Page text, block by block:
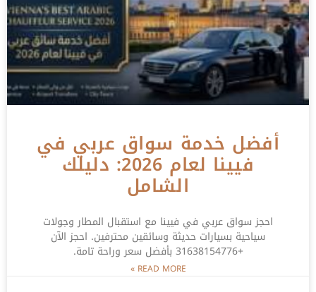
أفضل خدمة سواق عربي في
فيينا لعام 2026: دليلك
الشامل
احجز سواق عربي في فيينا مع استقبال المطار وجولات
سياحية بسيارات حديثة وسائقين محترفين. احجز الآن
+31638154776 بأفضل سعر وراحة تامة.
READ MORE »